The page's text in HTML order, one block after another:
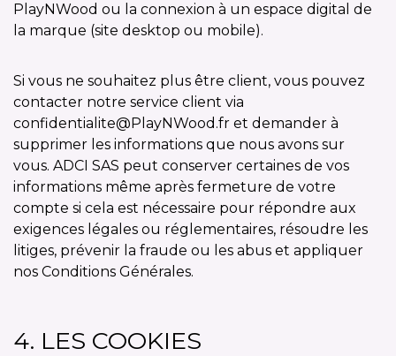
PlayNWood ou la connexion à un espace digital de
la marque (site desktop ou mobile).
Si vous ne souhaitez plus être client, vous pouvez
contacter notre service client via
confidentialite@PlayNWood.fr et demander à
supprimer les informations que nous avons sur
vous. ADCI SAS peut conserver certaines de vos
informations même après fermeture de votre
compte si cela est nécessaire pour répondre aux
exigences légales ou réglementaires, résoudre les
litiges, prévenir la fraude ou les abus et appliquer
nos Conditions Générales.
4. LES COOKIES